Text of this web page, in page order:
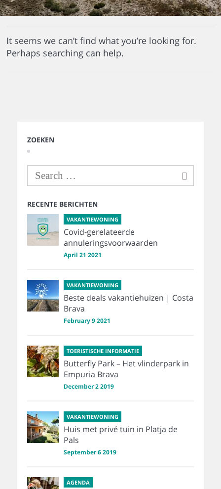
It seems we can’t find what you’re looking for.
Perhaps searching can help.
ZOEKEN
RECENTE BERICHTEN
VAKANTIEWONING
Covid-gerelateerde
annuleringsvoorwaarden
April 21 2021
VAKANTIEWONING
Beste deals vakantiehuizen | Costa
Brava
February 9 2021
TOERISTISCHE INFORMATIE
Butterfly Park – Het vlinderpark in
Empuria Brava
December 2 2019
VAKANTIEWONING
Huis met privé tuin in Platja de
Pals
September 6 2019
AGENDA